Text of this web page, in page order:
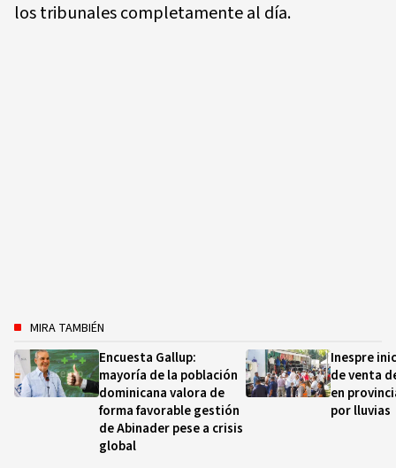
los tribunales completamente al día.
MIRA TAMBIÉN
Encuesta Gallup:
mayoría de la población
dominicana valora de
forma favorable gestión
de Abinader pese a crisis
global
Inespre
de venta
en
por lluvias